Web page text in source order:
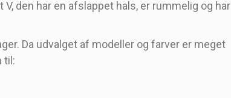
den har en afslappet hals, er rummelig og har
Da udvalget af modeller og farver er meget
til: